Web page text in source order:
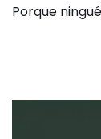
Porque